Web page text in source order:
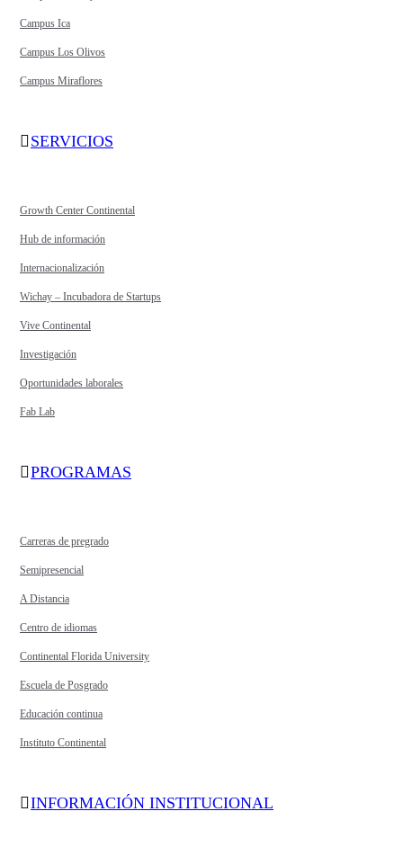
Campus Ica
Campus Los Olivos
Campus Miraflores
SERVICIOS
Growth Center Continental
Hub de información
Internacionalización
Wichay – Incubadora de Startups
Vive Continental
Investigación
Oportunidades laborales
Fab Lab
PROGRAMAS
Carreras de pregrado
Semipresencial
A Distancia
Centro de idiomas
Continental Florida University
Escuela de Posgrado
Educación continua
Instituto Continental
INFORMACIÓN INSTITUCIONAL